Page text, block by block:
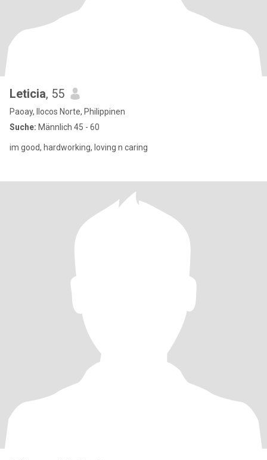
Leticia, 55
Paoay, Ilocos Norte, Philippinen
Suche: Männlich 45 - 60
im good, hardworking, loving n caring